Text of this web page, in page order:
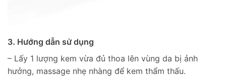
3. Hướng dẫn sử dụng
– Lấy 1 lượng kem vừa đủ thoa lên vùng da bị ảnh
hưởng, massage nhẹ nhàng để kem thẩm thấu.